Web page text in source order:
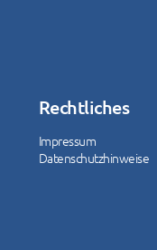
Rechtliches
Impressum
Datenschutzhinweise